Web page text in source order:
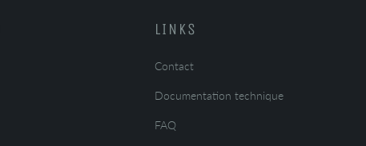
LINKS
Contact
Documentation technique
FAQ